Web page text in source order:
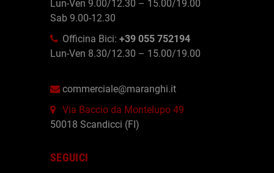
Lun-Ven 9.00/12.30 – 15.00/19.00
Sab 9.00-12.30
Officina Bici: +39 055 752194
Lun-Ven 8.30/12.30 – 15.00/19.00
commerciale@maranghi.it
Via Baccio da Montelupo 49
50018 Scandicci (FI)
SEGUICI